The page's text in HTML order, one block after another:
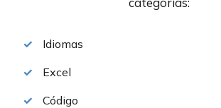
Idiomas
Excel
Código